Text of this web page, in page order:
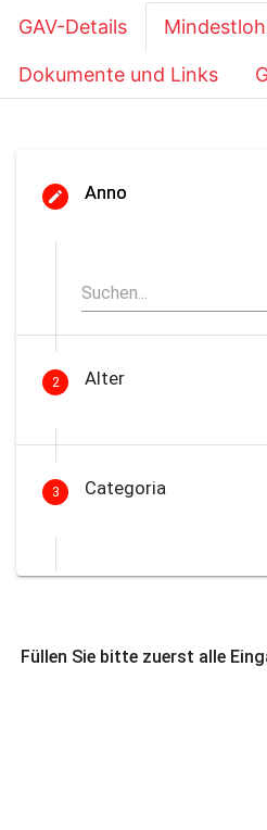
GAV-Details
Dokumente und Links
Anno
2 Alter
3 Categoria
Füllen Sie bitte zuerst alle